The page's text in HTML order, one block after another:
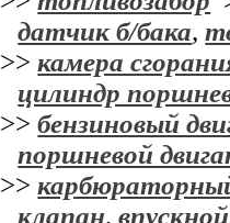
датчик б/бака,
>>камера
цилиндр
>>бензиновый
поршневой
>>
клапан,